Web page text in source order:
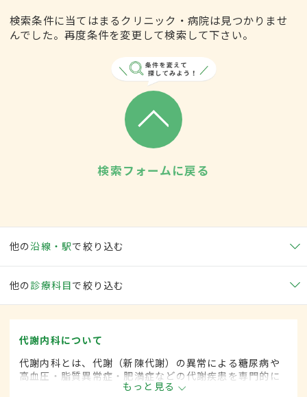
検索条件に当てはまるクリニック・病院は見つかりませ
んでした。再度条件を変更して検索して下さい。
検索フォームに戻る
他の沿線・駅で絞り込む
他の 診療科目で絞り込む
代謝内科について
代謝内科とは、代謝（新陳代謝）の異常による糖尿病や
高血圧・脂質異常症・肥満症などの代謝疾患を専門的に
取り扱う内科の一領域です。
もっと見る